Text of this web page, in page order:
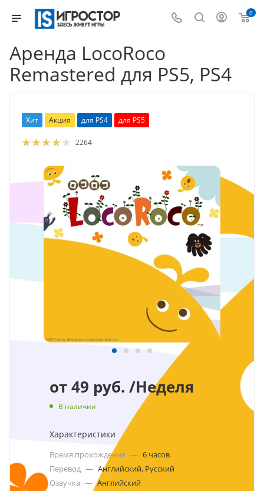
0
Аренда LocoRoco
Remastered для PS5, PS4
Хит Акция для PS4 для PS5
2264
от49 руб. /Неделя
В наличии
Характеристики
Время прохождения — 6 часов
Перевод — Английский, Русский
Озвучка — Английский